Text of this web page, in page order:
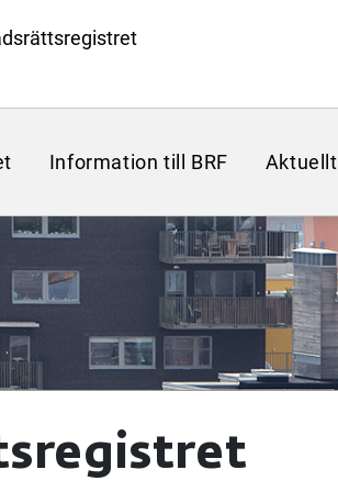
Information till BRF Aktuellt